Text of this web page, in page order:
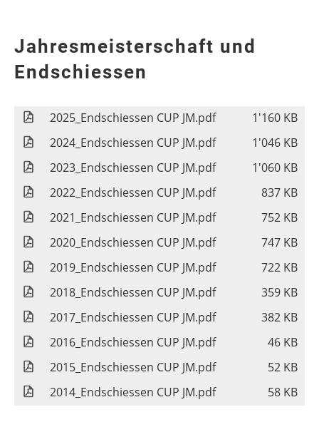
Jahresmeisterschaft und
Endschiessen
2025_Endschiessen CUP JM.pdf
1'160 KB
2024_Endschiessen CUP JM.pdf
1'046 KB
2023_Endschiessen CUP JM.pdf
1'060 KB
2022_Endschiessen CUP JM.pdf
837 KB
2021_Endschiessen CUP JM.pdf
752 KB
2020_Endschiessen CUP JM.pdf
747 KB
2019_Endschiessen CUP JM.pdf
722 KB
2018_Endschiessen CUP JM.pdf
359 KB
2017_Endschiessen CUP JM.pdf
382 KB
2016_Endschiessen CUP JM.pdf
46 KB
2015_Endschiessen CUP JM.pdf
52 KB
2014_Endschiessen CUP JM.pdf
58 KB